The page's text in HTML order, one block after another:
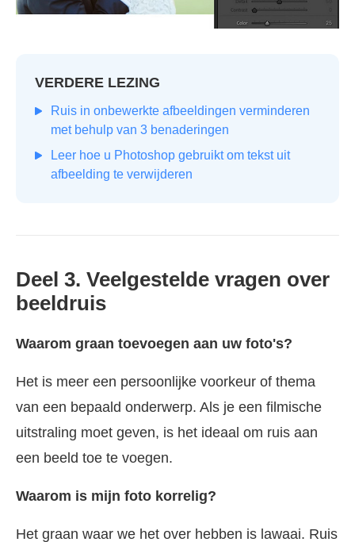
VERDERE LEZING
Ruis in onbewerkte afbeeldingen verminderen
met behulp van 3 benaderingen
Leer hoe u Photoshop gebruikt om tekst uit
afbeelding te verwijderen
Deel 3. Veelgestelde vragen over
beeldruis
Waarom graan toevoegen aan uw foto's?
Het is meer een persoonlijke voorkeur of thema
van een bepaald onderwerp. Als je een filmische
uitstraling moet geven, is het ideaal om ruis aan
een beeld toe te voegen.
Waarom is mijn foto korrelig?
Het graan waar we het over hebben is lawaai. Ruis